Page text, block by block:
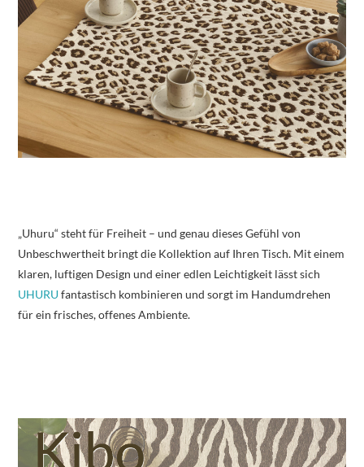
„Uhuru“ steht für Freiheit – und genau dieses Gefühl von
Unbeschwertheit bringt die Kollektion auf Ihren Tisch. Mit einem
klaren, luftigen Design und einer edlen Leichtigkeit lässt sich
UHURUfantastisch kombinieren und sorgt im Handumdrehen
für ein frisches, offenes Ambiente.